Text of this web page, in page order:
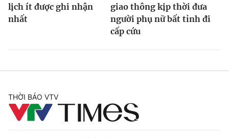
lịch ít được ghi nhận
nhất
giao thông kịp thời đưa
người phụ nữ bất tỉnh đi
cấp cứu
THỜI BÁO VTV